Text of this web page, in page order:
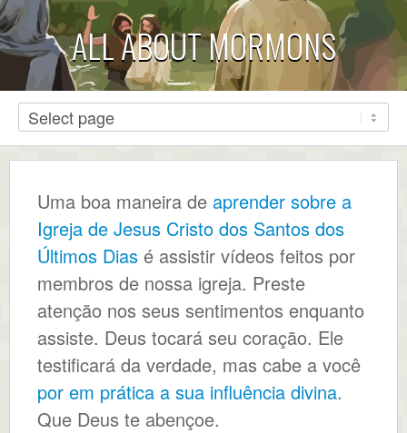
ALL ABOUT MORMONS
Uma boa maneira de aprender sobre a
Igreja de Jesus Cristo dos Santos dos
Últimos Dias é assistir vídeos feitos por
membros de nossa igreja. Preste
atenção nos seus sentimentos enquanto
assiste. Deus tocará seu coração. Ele
testificará da verdade, mas cabe a você
por em prática a sua influência divina.
Que Deus te abençoe.